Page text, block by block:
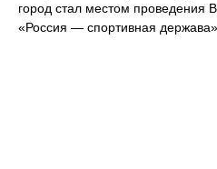
город стал местом проведения
«Россия — спортивная